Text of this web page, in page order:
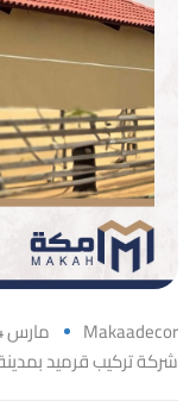
Makaadecor
مارس 14, 2025
شركة تركيب قرميد